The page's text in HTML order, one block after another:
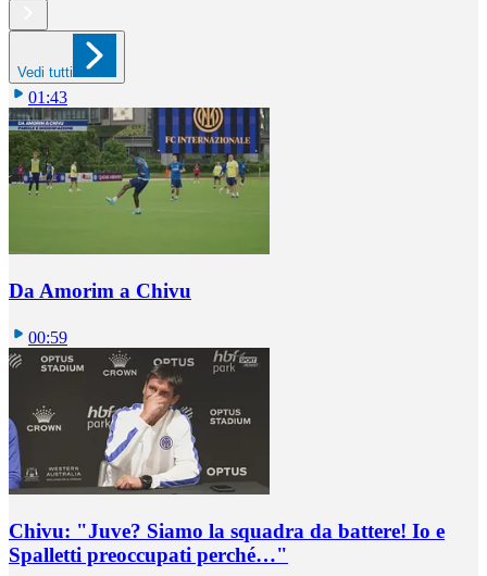
Vedi tutti
01:43
Da Amorim a Chivu
00:59
Chivu: "Juve? Siamo la squadra da battere! Io e
Spalletti preoccupati perché…"